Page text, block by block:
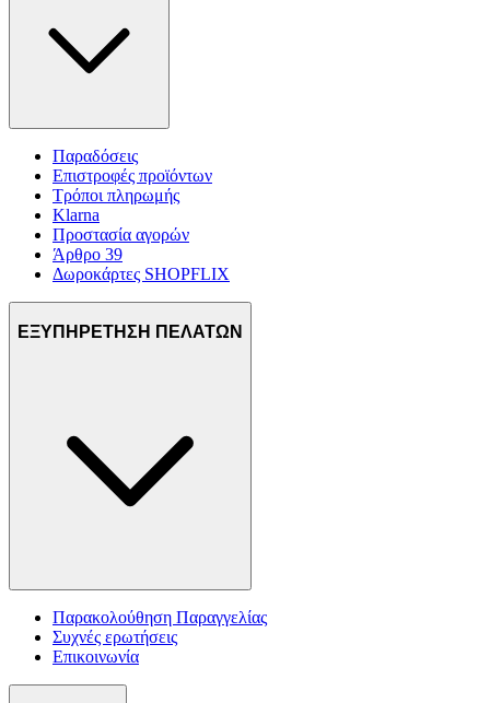
Παραδόσεις
Επιστροφές προϊόντων
Τρόποι πληρωμής
Klarna
Προστασία αγορών
Άρθρο 39
Δωροκάρτες SHOPFLIX
ΕΞΥΠΗΡΕΤΗΣΗ ΠΕΛΑΤΩΝ
Παρακολούθηση Παραγγελίας
Συχνές ερωτήσεις
Επικοινωνία